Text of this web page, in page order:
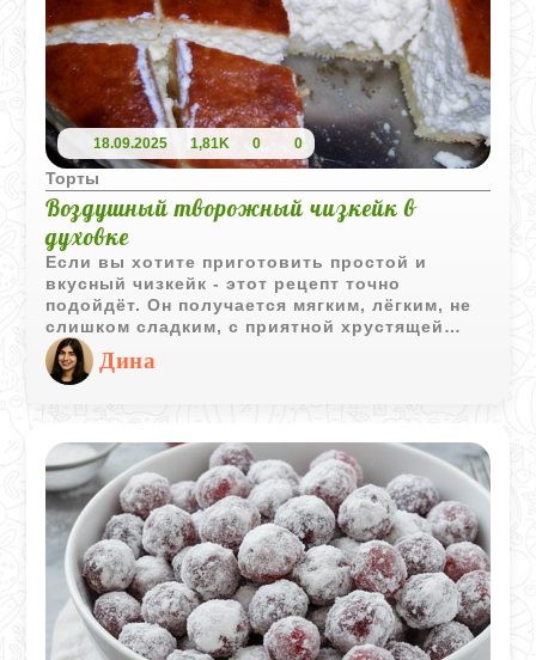
18.09.2025 1,81K 0 0
Торты
Воздушный творожный чизкейк в
духовке
Если вы хотите приготовить простой и
вкусный чизкейк - этот рецепт точно
подойдёт. Он получается мягким, лёгким, не
слишком сладким, с приятной хрустящей
основой. Готовить его несложно, нужно лишь
немного аккуратности. А результат порадует:
десерт отлично смотрится на столе и
идеально подходит для уютного завтрака с
Дина